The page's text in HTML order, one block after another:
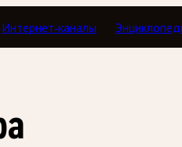
Интернет-каналы